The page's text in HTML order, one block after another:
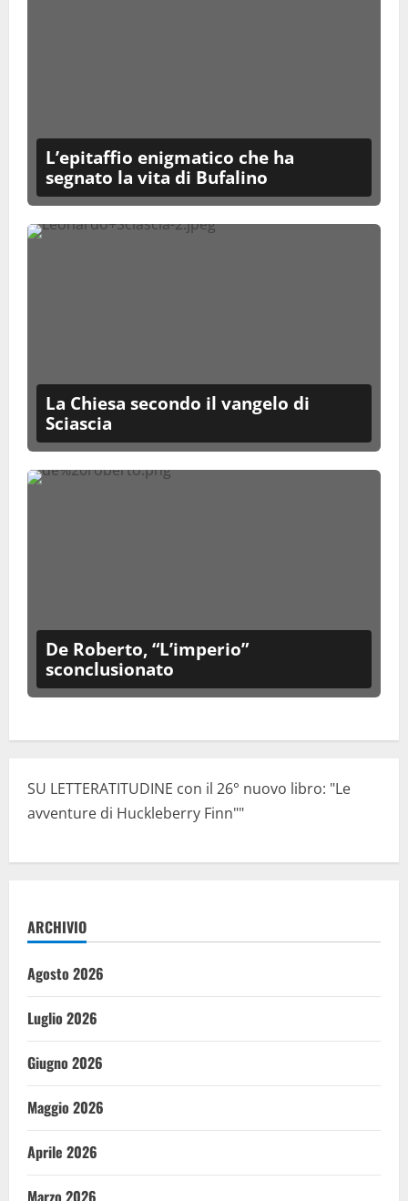
L’epitaffio enigmatico che ha
segnato la vita di Bufalino
La Chiesa secondo il vangelo di
Sciascia
De Roberto, “L’imperio”
sconclusionato
SU LETTERATITUDINE con il 26° nuovo libro: "Le
avventure di Huckleberry Finn""
ARCHIVIO
Agosto 2026
Luglio 2026
Giugno 2026
Maggio 2026
Aprile 2026
Marzo 2026